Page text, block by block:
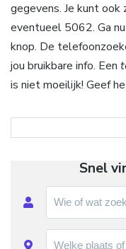
gegevens. Je kunt
eventueel 5062. Ga
knop. De
jou bruikbare info. Een
is niet moeilijk! Geef
Snel